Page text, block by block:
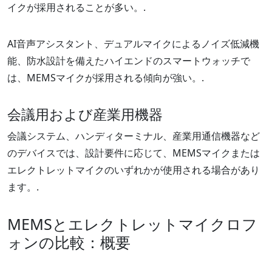
イクが採用されることが多い。.
AI音声アシスタント、デュアルマイクによるノイズ低減機
能、防水設計を備えたハイエンドのスマートウォッチで
は、MEMSマイクが採用される傾向が強い。.
会議用および産業用機器
会議システム、ハンディターミナル、産業用通信機器など
のデバイスでは、設計要件に応じて、MEMSマイクまたは
エレクトレットマイクのいずれかが使用される場合があり
ます。.
MEMSとエレクトレットマイクロフ
ォンの比較：概要